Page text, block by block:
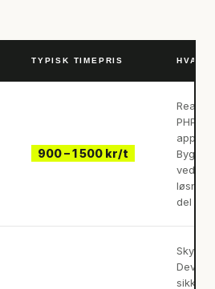
TYPISK TIMEPRIS HVA
900 – 1 500 kr/t
React,
PHP,
Bygger
del av
Sky